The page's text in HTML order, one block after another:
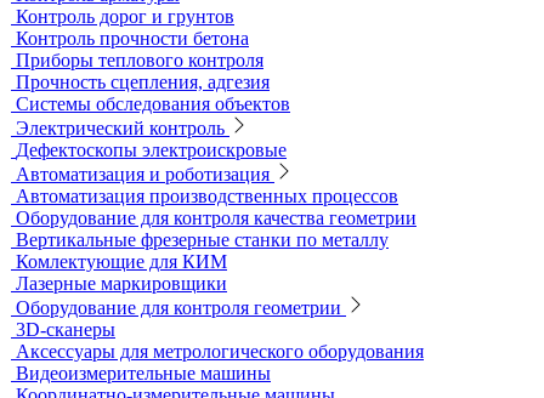
Контроль герметичности
Вакуумные рамки
Вакуумные установки
Портативные гелиевые течеискатели
Течеискатели акустические
Течеискатели корреляционные
Течеискатели многодатчиковые
Трассотечеискатели
Контроль в строительстве
Виброизмерительные приборы
Диагностика свай
Измерители теплопроводности
Контроль арматуры
Контроль дорог и грунтов
Контроль прочности бетона
Приборы теплового контроля
Прочность сцепления, адгезия
Системы обследования объектов